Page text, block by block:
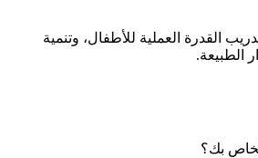
القدرة العملية للأطفال، وتنمية
الطبيعة.
بك؟